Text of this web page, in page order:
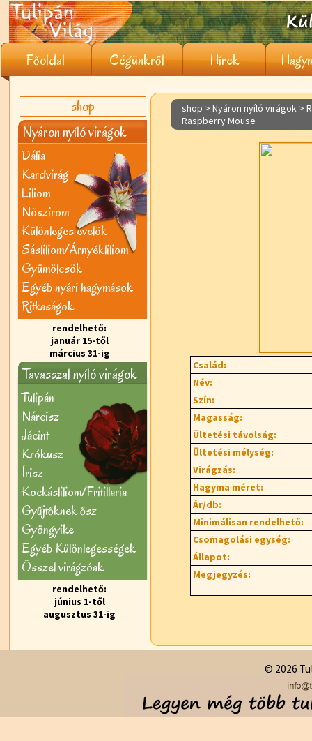
Főoldal Cégünkről Hírek
shop
Nyáron nyíló virágok
Dália
Kardvirág
Liliom
Nõszirom
Különleges évelõk
Sásliliom/Árnyékliliom
Gyümölcsök
Egyéb nyári hagymások
Ritkaságok
rendelhető:
január 15-től
március 31-ig
Tavasszal nyíló virágok
Tulipán
Nárcisz
Jácint
Krókusz
Írisz
Kockásliliom/Fritillaria
Gyűjtőknek ősz
Gyöngyike
Egyéb Különlegességek
Õsszel virágzóak
rendelhető:
június 1-től
augusztus 31-ig
shop > Nyáron nyíló virágok >
Raspberry Mouse
Család:
Név:
Szín:
Magasság:
Ültetési távolság:
Ültetési mélység:
Virágzás:
Hagyma méret:
Ár/db:
Minimálisan rendelhető:
Csomagolási egység:
Állapot:
Megjegyzés:
© 2026